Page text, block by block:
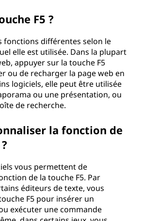
F5 ?
fonctions différentes selon le
elle est utilisée. Dans la plupart
appuyer sur la touche F5
ou de recharger la page web en
logiciels, elle peut être utilisée
ou une présentation, ou
de recherche.
la fonction de
vous permettent de
de la touche F5. Par
éditeurs de texte, vous
F5 pour insérer un
exécuter une commande